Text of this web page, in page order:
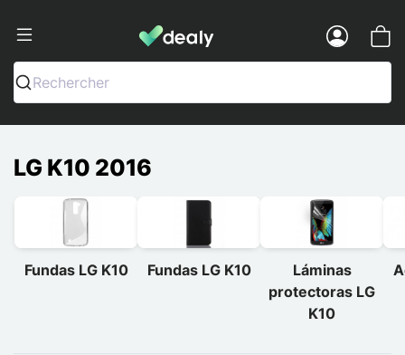
Dealy - Fundas y accesorios para
Rechercher
LG K10 2016
Fundas LG K10 Fundas LG K10
Láminas
protectoras LG
K10